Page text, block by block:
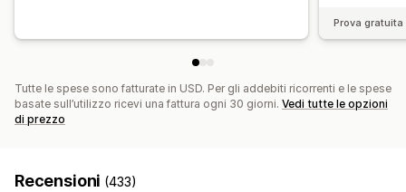
Prova
Tutte le spese sono fatturate in USD. Per gli addebiti ricorrenti e le spese
basate sull’utilizzo ricevi una fattura ogni 30 giorni. Vedi tutte le opzioni
di prezzo
Recensioni (433)